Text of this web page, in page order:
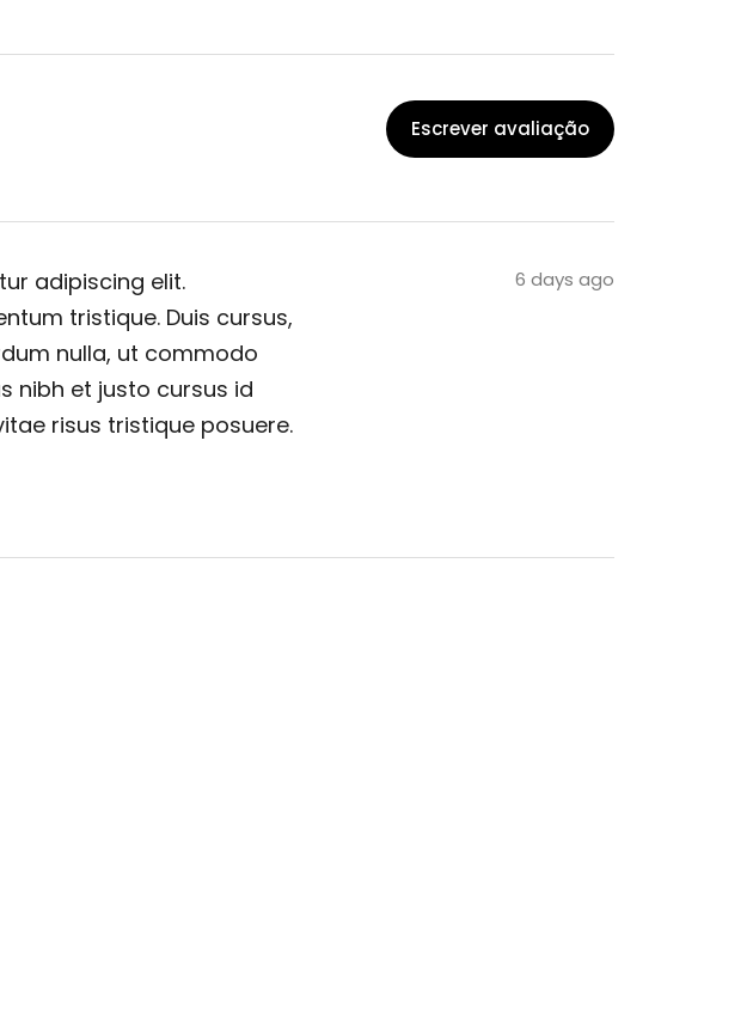
Escrever avaliação
adipiscing elit.
tristique. Duis cursus,
nulla, ut commodo
nibh et justo cursus id
risus tristique posuere.
6 days ago